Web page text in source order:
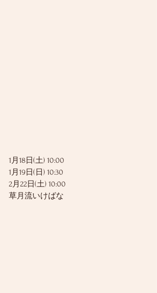
1月18日(土) 10:00
1月19日(日) 10:30
2月22日(土) 10:00
草月流いけばな